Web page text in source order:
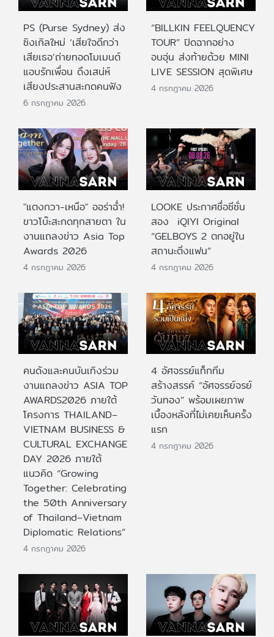
PS (Purse Sydney) ส่ง
ซิงเกิลใหม่ ‘เสียใจดีกว่า
เสียเธอ’ถ่ายทอดโมเมนต์
แอบรักเพื่อน ดึงเสน่ห์
เสียงประสานสะกดคนฟัง
6 กรกฎาคม 2026
“BILLKIN FEELQUENCY
TOUR” ปิดฉากอย่าง
อบอุ่น ส่งท้ายด้วย MINI
LIVE SESSION สุดพิเศษ
4 กรกฎาคม 2026
"แตงกวา-เหนือ" ออร่าฉ่ำ!
ขาวโบ๊ะสะกดทุกสายตา ใน
งานแถลงข่าว Asia Top
Awards 2026
4 กรกฎาคม 2026
LOOKE ประกาศชื่อซีซั่น
สอง iQIYI Original
“GELBOYS 2 ตกอยู่ใน
สถานะติ่งแฟน”
4 กรกฎาคม 2026
คนดังและคนบันเทิงร่วม
งานแถลงข่าว ASIA TOP
AWARDS2026 ภายใต้
โครงการ THAILAND–
VIETNAM BUSINESS &
CULTURAL EXCHANGE
DAY 2026 ภายใต้
แนวคิด “Growing
Together: Celebrating
the 50th Anniversary
of Thailand–Vietnam
Diplomatic Relations”
4 กรกฎาคม 2026
4 อัศจรรย์แท็กทีม
สร้างสรรค์ “อัศจรรย์จรย์
วันทอง” พร้อมเผยภาพ
เบื้องหลังที่ไม่เคยเห็นครั้ง
แรก
4 กรกฎาคม 2026